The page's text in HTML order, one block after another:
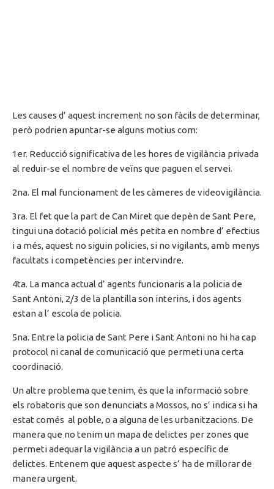
Les causes d’ aquest increment no son fàcils de determinar,
però podrien apuntar-se alguns motius com:
1er. Reducció significativa de les hores de vigilància privada
al reduir-se el nombre de veïns que paguen el servei.
2na. El mal funcionament de les càmeres de videovigilància.
3ra. El fet que la part de Can Miret que depèn de Sant Pere,
tingui una dotació policial més petita en nombre d’ efectius
i a més, aquest no siguin policies, si no vigilants, amb menys
facultats i competències per intervindre.
4ta. La manca actual d’ agents funcionaris a la policia de
Sant Antoni, 2/3 de la plantilla son interins, i dos agents
estan a l’ escola de policia.
5na. Entre la policia de Sant Pere i Sant Antoni no hi ha cap
protocol ni canal de comunicació que permeti una certa
coordinació.
Un altre problema que tenim, és que la informació sobre
els robatoris que son denunciats a Mossos, no s’ indica si ha
estat comés al poble, o a alguna de les urbanitzacions. De
manera que no tenim un mapa de delictes per zones que
permeti adequar la vigilància a un patró específic de
delictes. Entenem que aquest aspecte s’ ha de millorar de
manera urgent.